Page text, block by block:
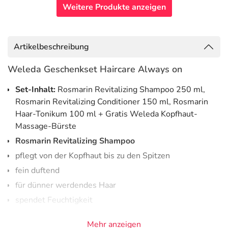
Weitere Produkte anzeigen
Artikelbeschreibung
Weleda Geschenkset Haircare Always on
Set-Inhalt: Rosmarin Revitalizing Shampoo 250 ml,
Rosmarin Revitalizing Conditioner 150 ml, Rosmarin
Haar-Tonikum 100 ml + Gratis Weleda Kopfhaut-
Massage-Bürste
Rosmarin Revitalizing Shampoo
pflegt von der Kopfhaut bis zu den Spitzen
fein duftend
für dünner werdendes Haar
spendet Feuchtigkeit
Mehr anzeigen